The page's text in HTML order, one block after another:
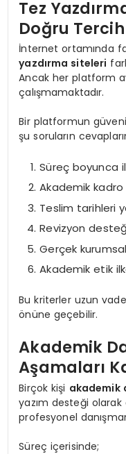
Tez
Doğru Tercih
İnternet ortamında
yazdırma siteleri
Ancak her platform
çalışmamaktadır.
Bir platformun
şu soruların
Süreç boyunca
Akademik kadro
Teslim tarihleri
Revizyon
Gerçek
Akademik etik
Bu kriterler uzun
önüne geçebilir.
Akademik
Aşamaları
Birçok kişi akademik
yazım desteği
profesyonel
Süreç içerisinde;